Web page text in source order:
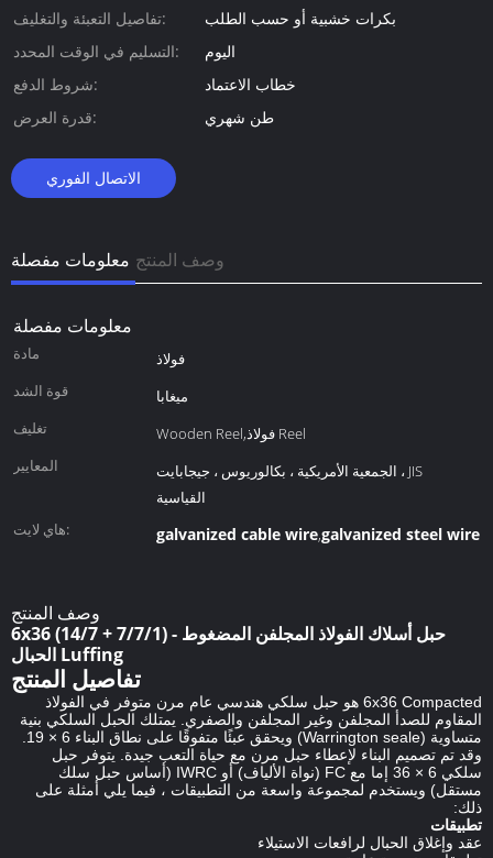
تفاصيل التعبئة والتغليف:
بكرات خشبية أو حسب الطلب
التسليم في الوقت المحدد:
اليوم
شروط الدفع:
خطاب الاعتماد
قدرة العرض:
طن شهري
الاتصال الفوري
معلومات مفصلة وصف المنتج
معلومات مفصلة
مادة
فولاذ
قوة الشد
ميغابا
تغليف
Wooden Reel,فولاذ Reel
المعايير
الجمعية الأمريكية ، بكالوريوس ، جيجابايت ، JIS
القياسية
هاي لايت:
galvanized cable wire,galvanized steel wire
وصف المنتج
6x36 (14/7 + 7/7/1) حبل أسلاك الفولاذ المجلفن المضغوط -
الحبال Luffing
تفاصيل المنتج
6x36 Compacted هو حبل سلكي هندسي عام مرن متوفر في الفولاذ
المقاوم للصدأ المجلفن وغير المجلفن والصفري.
يمتلك الحبل السلكي بنية
متساوية (Warrington seale) ويحقق عبئًا متفوقًا على نطاق البناء 6 × 19.
وقد تم تصميم البناء لإعطاء حبل مرن مع حياة التعب جيدة.
يتوفر حبل
سلكي 6 × 36 إما مع FC (نواة الألياف) أو IWRC (أساس حبل سلك
مستقل) ويستخدم لمجموعة واسعة من التطبيقات ، فيما يلي أمثلة على
ذلك:
تطبيقات
عقد وإغلاق الحبال لرافعات الاستيلاء